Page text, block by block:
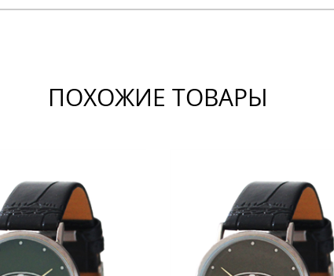
ПОХОЖИЕ ТОВАРЫ